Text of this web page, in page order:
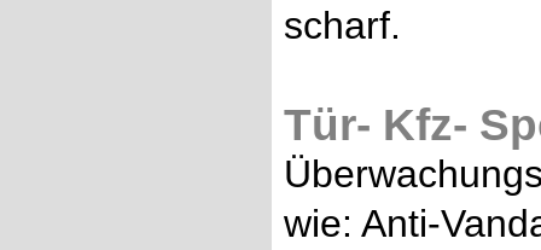
scharf.
Tür- Kfz-
wie: Anti-